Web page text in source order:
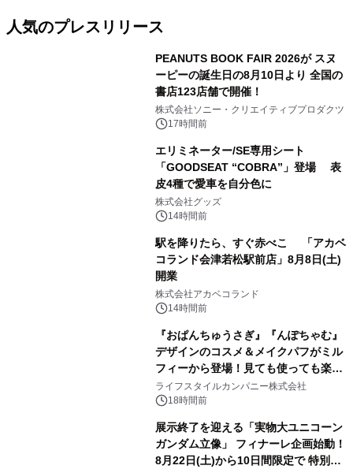
人気のプレスリリース
PEANUTS BOOK FAIR 2026が スヌ
ーピーの誕生日の8月10日より 全国の
書店123店舗で開催！
株式会社ソニー・クリエイティブプロダクツ
17時間前
エリミネーター/SE専用シート
「GOODSEAT “COBRA”」登場 表
皮4種で愛車を自分色に
株式会社グッズ
14時間前
駅を降りたら、すぐ赤べこ 「アカベ
コランド会津若松駅前店」8月8日(土)
開業
株式会社アカベコランド
14時間前
『おぱんちゅうさぎ』『んぽちゃむ』
デザインのコスメ＆メイクパフがミル
フィーから登場！見ても使っても楽し
い、ポップでキュートなコレクショ
ン。
ライフスタイルカンパニー株式会社
18時間前
展示終了を迎える「実物大ユニコーン
ガンダム立像」 フィナーレ企画始動！
8月22日(土)から10日間限定で 特別映